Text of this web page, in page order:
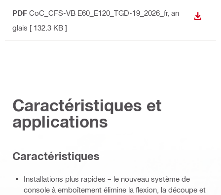
PDF CoC_CFS-VB E60_E120_TGD-19_2026_fr, an
glais [ 132.3 KB ]
Caractéristiques et
applications
Caractéristiques
Installations plus rapides – le nouveau système de
console à emboîtement élimine la flexion, la découpe et